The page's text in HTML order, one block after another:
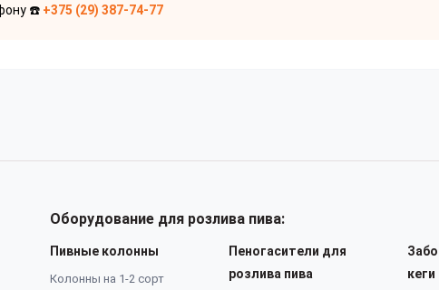
☎️ +375 (29) 387-74-77
Оборудование для розлива пива:
Пивные колонны
Колонны на 1-2 сорт
Пеногасители для
розлива пива
кеги